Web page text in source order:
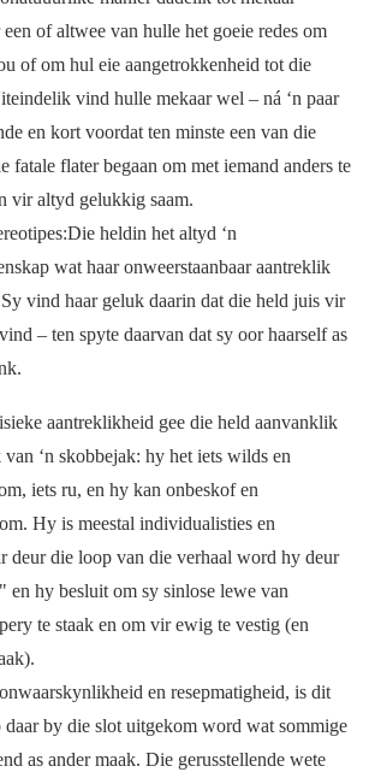
of altwee van hulle het goeie redes om
of om hul eie aangetrokkenheid tot die
vind hulle mekaar wel – ná ‘n paar
en kort voordat ten minste een van die
fatale flater begaan om met iemand anders te
vir altyd gelukkig saam.
heldin het altyd ‘n
wat haar onweerstaanbaar aantreklik
vind haar geluk daarin dat die held juis vir
– ten spyte daarvan dat sy oor haarself as
aantreklikheid gee die held aanvanklik
‘n skobbejak: hy het iets wilds en
iets ru, en hy kan onbeskof en
Hy is meestal individualisties en
deur die loop van die verhaal word hy deur
en hy besluit om sy sinlose lewe van
te staak en om vir ewig te vestig (en
en resepmatigheid, is dit
daar by die slot uitgekom word wat sommige
as ander maak. Die gerusstellende wete